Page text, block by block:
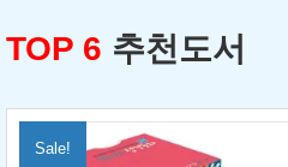
TOP 6 추천도서
Sale!